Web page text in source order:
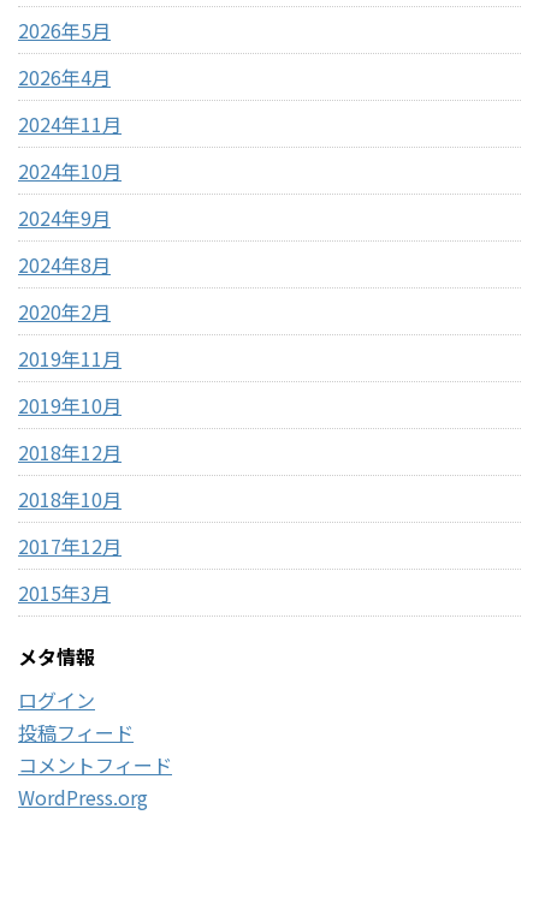
2026年5月
2026年4月
2024年11月
2024年10月
2024年9月
2024年8月
2020年2月
2019年11月
2019年10月
2018年12月
2018年10月
2017年12月
2015年3月
メタ情報
ログイン
投稿フィード
コメントフィード
WordPress.org